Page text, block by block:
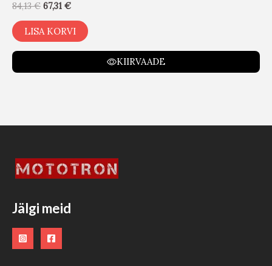
84,13€ 67,31 €
LISA KORVI
KIIRVAADE
Jälgi meid